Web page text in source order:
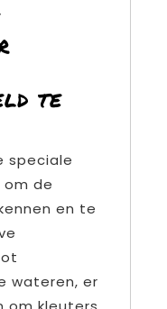
te
speciale
de
en te
wateren, er